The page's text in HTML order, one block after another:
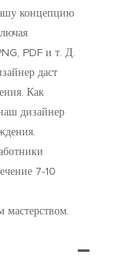
концепцию
PDF и т. Д.
даст
Как
дизайнер
7-10